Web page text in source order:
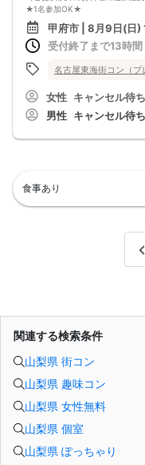
★1名参加OK★
他の1名参加の方とペアになりま
基本的には２：２のグループトー
（１：１でのトークはございま
このカードのおかけで 終始無
プロフィールカードを活用し、
★完全着席型・連絡先交換は自
完全着席型で席替えはできる限
換ができなかった」なんてこと
1. ２名様以上でのご参加は必ず
回った場合、一切返金などの保
5. 当日は店舗の外ではなく店舗
ことが発覚した場合、参加費を
9. 当日受付にお越しになってか
10. イベント中止に伴うユーザ
泊費、通信費等の返金は行いませ
お申し込みが完了した時点で上
甲府市 | 8月9日(日)
受付終了まで13時間
名古屋東海街コン（プ
女性 キャンセル待ち
男性 キャンセル待ち
食事あり
関連する検索条件
山梨県 街コン
山梨県 趣味コン
山梨県 女性無料
山梨県 個室
山梨県 ぽっちゃり